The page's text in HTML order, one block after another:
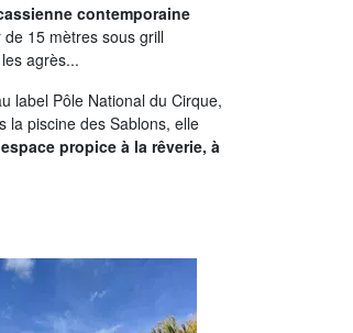
contemporaine
15 mètres sous grill
agrès...
label Pôle National du Cirque,
la piscine des Sablons, elle
propice à la rêverie, à